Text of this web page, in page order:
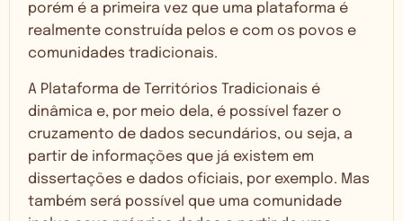
porém é a primeira vez que uma plataforma é
realmente construída pelos e com os povos e
comunidades tradicionais.
A Plataforma de Territórios Tradicionais é
dinâmica e, por meio dela, é possível fazer o
cruzamento de dados secundários, ou seja, a
partir de informações que já existem em
dissertações e dados oficiais, por exemplo. Mas
também será possível que uma comunidade